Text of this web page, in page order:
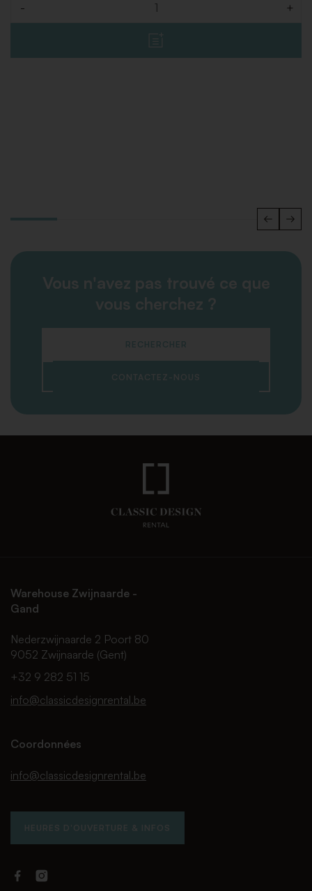
- +
Vous n'avez pas trouvé ce que
vous cherchez ?
RECHERCHER
CONTACTEZ-NOUS
Warehouse Zwijnaarde -
Gand
Nederzwijnaarde 2 Poort 80
9052 Zwijnaarde (Gent)
+32 9 282 51 15
info@classicdesignrental.be
Coordonnées
info@classicdesignrental.be
HEURES D'OUVERTURE & INFOS
FacebookInstagram